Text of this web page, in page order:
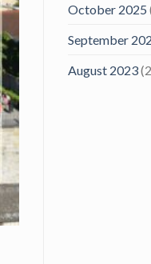
October 2025
September
August 2023